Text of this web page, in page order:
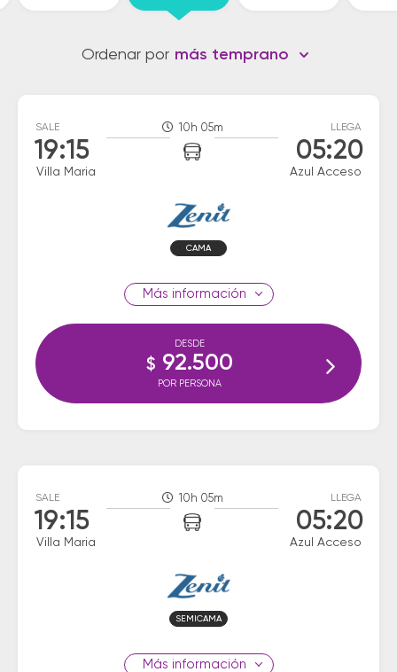
Ordenar por más temprano
SALE
19:15
Villa Maria
10h 05m LLEGA
05:20
Azul Acceso
CAMA
información
DESDE
$ 92.500
POR PERSONA
SALE
19:15
Villa Maria
10h 05m LLEGA
05:20
Azul Acceso
SEMICAMA
información